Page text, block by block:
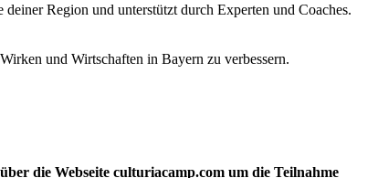
Region und unterstützt durch Experten und Coaches.
und Wirtschaften in Bayern zu verbessern.
die Webseite culturiacamp.com um die Teilnahme